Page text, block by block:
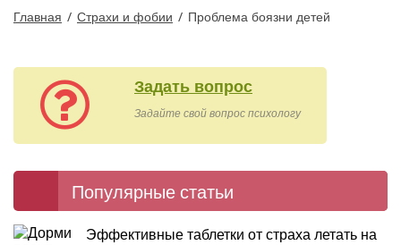
Главная / Страхи и фобии / Проблема боязни детей
Задать вопрос
Задайте свой вопрос психологу
Популярные статьи
Эффективные таблетки от страха летать на